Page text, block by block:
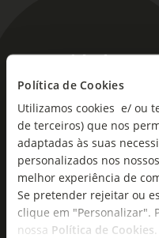
Política de Cookies
Utilizamos cookies e/ ou
de terceiros) que nos
adaptadas às suas
personalizados nos
melhor experiência de
Se pretender rejeitar ou
clique em "Personalizar".
nossa Política de Cookies.
As novidades
seu e-mail!
Subscreva e descubra
ofertas e novidades
Insira o seu e-
mail